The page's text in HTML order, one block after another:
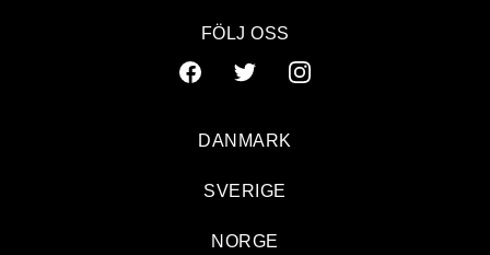
FÖLJ OSS
DANMARK
SVERIGE
NORGE